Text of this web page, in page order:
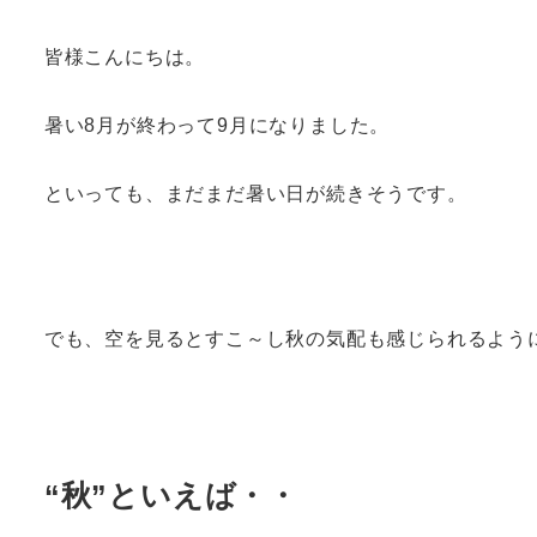
皆様こんにちは。
暑い8月が終わって9月になりました。
といっても、まだまだ暑い日が続きそうです。
でも、空を見るとすこ～し秋の気配も感じられるよう
“秋”といえば・・